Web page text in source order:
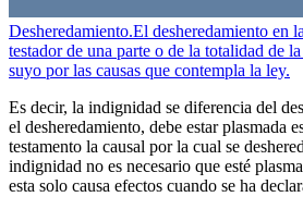
Desheredamiento.El desheredamiento en
testador de una parte o de la totalidad de
suyo por las causas que contempla la ley.
Es decir, la indignidad se diferencia del
el desheredamiento, debe estar plasmada
testamento la causal por la cual se
indignidad no es necesario que esté
esta solo causa efectos cuando se ha